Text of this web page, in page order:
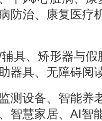
防治、康复医疗
具、矫形器与
器具、无障碍阅
测设备、智能养
智慧家居、AI智